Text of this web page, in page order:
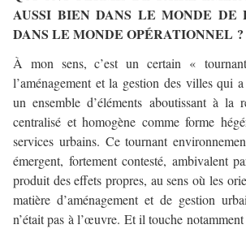
AUSSI BIEN DANS LE MONDE DE
DANS LE MONDE OPÉRATIONNEL ?
À mon sens, c’est un certain «
l’aménagement et la gestion des villes qui
un ensemble d’éléments aboutissant à la
centralisé et homogène comme forme
services urbains. Ce tournant
émergent, fortement contesté, ambivalent
produit des effets propres, au sens où les
matière d’aménagement et de gestion
n’était pas à l’œuvre. Et il touche